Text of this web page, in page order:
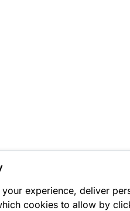
experience, deliver
cookies to allow by